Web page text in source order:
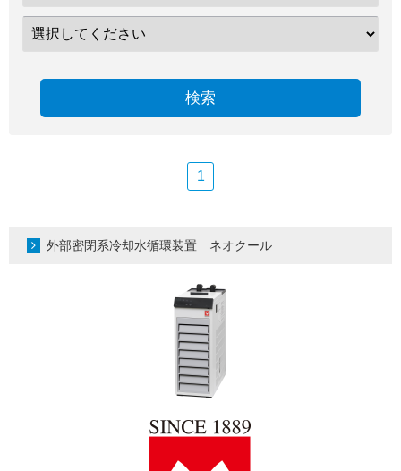
検索
1
外部密閉系冷却水循環装置 ネオクール